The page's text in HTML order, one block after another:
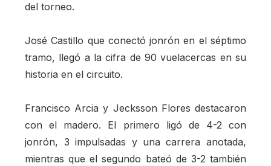
del torneo.
José Castillo que conectó jonrón en el séptimo
tramo, llegó a la cifra de 90 vuelacercas en su
historia en el circuito.
Francisco Arcia y Jecksson Flores destacaron
con el madero. El primero ligó de 4-2 con
jonrón, 3 impulsadas y una carrera anotada,
mientras que el segundo bateó de 3-2 también